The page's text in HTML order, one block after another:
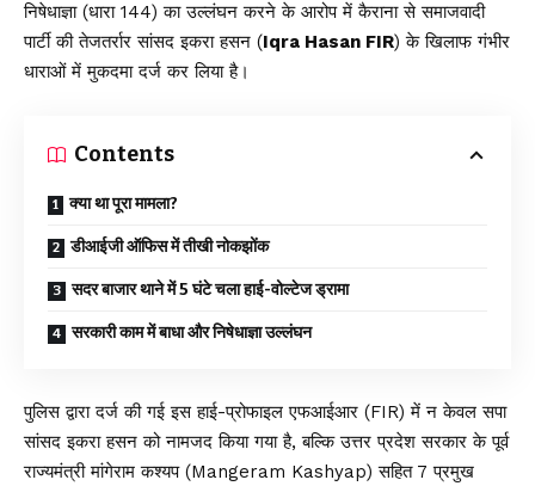
निषेधाज्ञा (धारा 144) का उल्लंघन करने के आरोप में कैराना से समाजवादी
पार्टी की तेजतर्रार सांसद इकरा हसन (Iqra Hasan FIR) के खिलाफ गंभीर
धाराओं में मुकदमा दर्ज कर लिया है।
Contents
क्या था पूरा मामला?
डीआईजी ऑफिस में तीखी नोकझोंक
सदर बाजार थाने में 5 घंटे चला हाई-वोल्टेज ड्रामा
सरकारी काम में बाधा और निषेधाज्ञा उल्लंघन
पुलिस द्वारा दर्ज की गई इस हाई-प्रोफाइल एफआईआर (FIR) में न केवल सपा
सांसद इकरा हसन को नामजद किया गया है, बल्कि उत्तर प्रदेश सरकार के पूर्व
राज्यमंत्री मांगेराम कश्यप (Mangeram Kashyap) सहित 7 प्रमुख